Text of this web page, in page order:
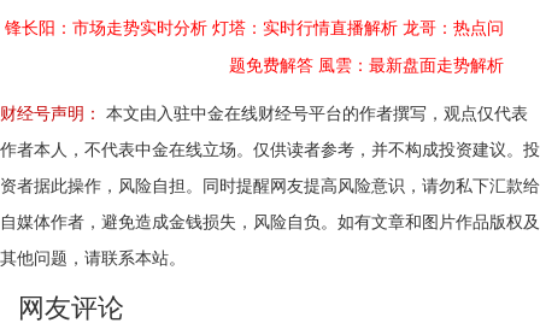
锋长阳：市场走势实时分析 灯塔：实时行情直播解析 龙哥：热点问
题免费解答 風雲：最新盘面走势解析
财经号声明：
本文由入驻中金在线财经号平台的作者撰写，观点仅代表
作者本人，不代表中金在线立场。仅供读者参考，并不构成投资建议。投
资者据此操作，风险自担。同时提醒网友提高风险意识，请勿私下汇款给
自媒体作者，避免造成金钱损失，风险自负。如有文章和图片作品版权及
其他问题，请联系本站。